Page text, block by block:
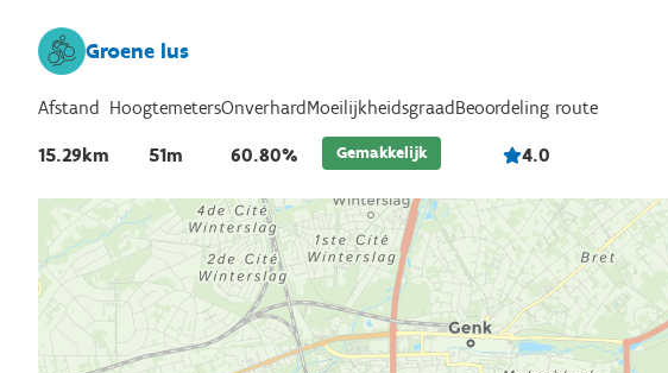
Groene lus
Afstand
15.29km
Hoogtemeters
51m
Onverhard
60.80%
Moeilijkheidsgraad
Gemakkelijk
Beoordeling route
4.0